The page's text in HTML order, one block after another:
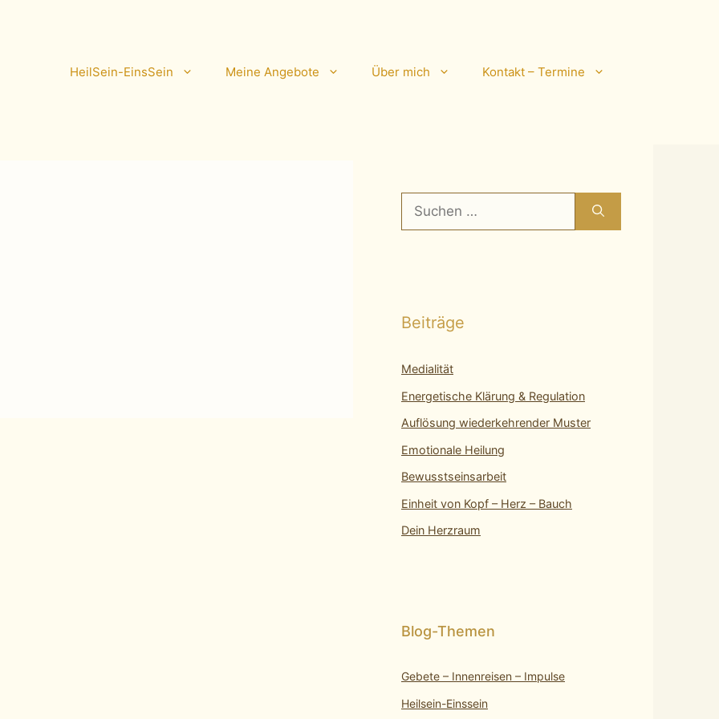
HeilSein-EinsSein Meine Angebote Über mich Kontakt – Termine
Suchen
nach:
Beiträge
Medialität
Energetische Klärung & Regulation
Auflösung wiederkehrender Muster
Emotionale Heilung
Bewusstseinsarbeit
Einheit von Kopf – Herz – Bauch
Dein Herzraum
Gebete – Innenreisen – Impulse
Heilsein-Einssein